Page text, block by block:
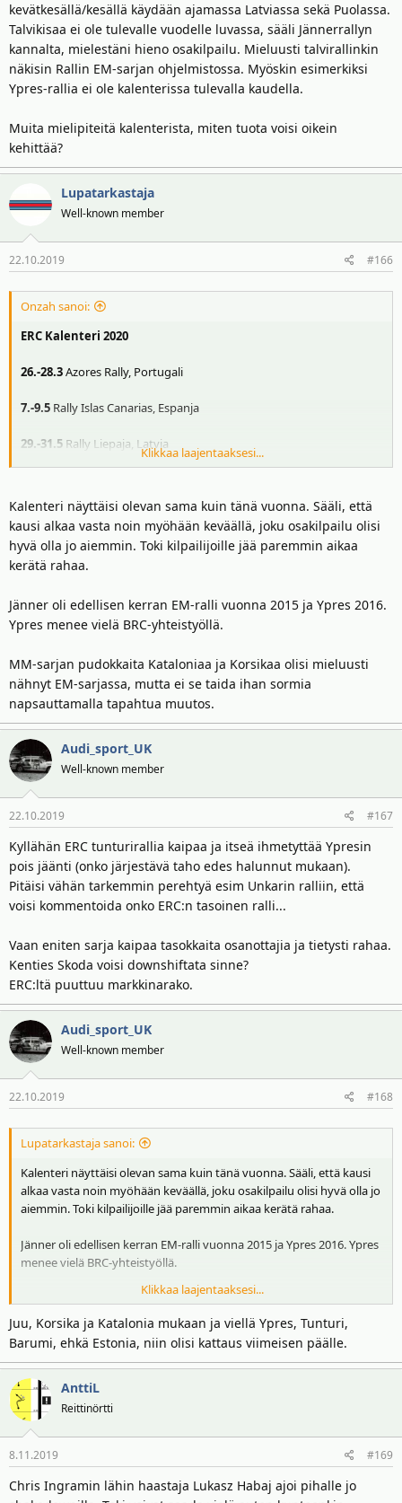
kevätkesällä/kesällä käydään ajamassa Latviassa sekä Puolassa.
Talvikisaa ei ole tulevalle vuodelle luvassa, sääli Jännerrallyn
kannalta, mielestäni hieno osakilpailu. Mieluusti talvirallinkin
näkisin Rallin EM-sarjan ohjelmistossa. Myöskin esimerkiksi
Ypres-rallia ei ole kalenterissa tulevalla kaudella.
Muita mielipiteitä kalenterista, miten tuota voisi oikein
kehittää?
Lupatarkastaja
Well-known member
22.10.2019 #166
Onzah sanoi:
ERC Kalenteri 2020
26.-28.3Azores Rally, Portugali
7.-9.5 Rally Islas Canarias, Espanja
29.-31.5 Rally Liepaja, Latvia
24.-26.7 Rally di Roma Capitale, Italia
28.-30.8 Barum Czech Rally Zlin, Tsekin tasavalta
6.-8.11Rally Hungary, Unkari
Ensi vuoden Rallin EM-sarjan kalenteri on julkinen, ja eipä siellä
mitään ihmeellisyyksiä ole. Kovasti on EM-sarja painottunut Keski-
ja Etelä-Eurooppaan, kuitenkin kevätkesällä/kesällä käydään
ajamassa Latviassa sekä Puolassa. Talvikisaa ei ole tulevalle vuodelle
luvassa, sääli Jännerrallyn kannalta, mielestäni hieno osakilpailu.
Mieluusti talvirallinkin näkisin Rallin EM-sarjan ohjelmistossa.
Myöskin esimerkiksi Ypres-rallia ei ole kalenterissa tulevalla
kaudella.
Muita mielipiteitä kalenterista, miten tuota voisi oikein kehittää?
Klikkaa laajentaaksesi...
Kalenteri näyttäisi olevan sama kuin tänä vuonna. Sääli, että
kausi alkaa vasta noin myöhään keväällä, joku osakilpailu olisi
hyvä olla jo aiemmin. Toki kilpailijoille jää paremmin aikaa
kerätä rahaa.
Jänner oli edellisen kerran EM-ralli vuonna 2015 ja Ypres 2016.
Ypres menee vielä BRC-yhteistyöllä.
MM-sarjan pudokkaita Kataloniaa ja Korsikaa olisi mieluusti
nähnyt EM-sarjassa, mutta ei se taida ihan sormia
napsauttamalla tapahtua muutos.
Audi_sport_UK
Well-known member
22.10.2019 #167
Kyllähän ERC tunturirallia kaipaa ja itseä ihmetyttää Ypresin
pois jäänti (onko järjestävä taho edes halunnut mukaan).
Pitäisi vähän tarkemmin perehtyä esim Unkarin ralliin, että
voisi kommentoida onko ERC:n tasoinen ralli...
Vaan eniten sarja kaipaa tasokkaita osanottajia ja tietysti rahaa.
Kenties Skoda voisi downshiftata sinne?
ERC:ltä puuttuu markkinarako.
Audi_sport_UK
Well-known member
22.10.2019 #168
Lupatarkastaja sanoi:
Kalenteri näyttäisi olevan sama kuin tänä vuonna. Sääli, että kausi
alkaa vasta noin myöhään keväällä, joku osakilpailu olisi hyvä olla jo
aiemmin. Toki kilpailijoille jää paremmin aikaa kerätä rahaa.
Jänner oli edellisen kerran EM-ralli vuonna 2015 ja Ypres 2016. Ypres
menee vielä BRC-yhteistyöllä.
MM-sarjan pudokkaita Kataloniaa ja Korsikaa olisi mieluusti nähnyt
EM-sarjassa, mutta ei se taida ihan sormia napsauttamalla tapahtua
muutos.
Klikkaa laajentaaksesi...
Juu, Korsika ja Katalonia mukaan ja viellä Ypres, Tunturi,
Barumi, ehkä Estonia, niin olisi kattaus viimeisen päälle.
AnttiL
Reittinörtti
8.11.2019 #169
Chris Ingramin lähin haastaja Lukasz Habaj ajoi pihalle jo